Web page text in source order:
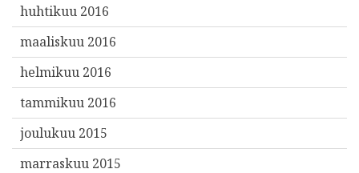
huhtikuu 2016
maaliskuu 2016
helmikuu 2016
tammikuu 2016
joulukuu 2015
marraskuu 2015